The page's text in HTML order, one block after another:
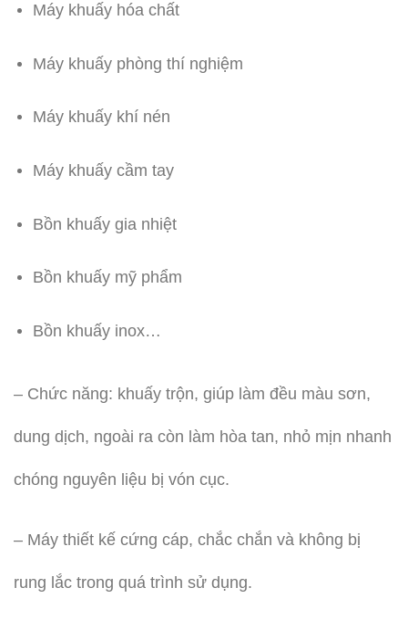
Máy khuấy hóa chất
Máy khuấy phòng thí nghiệm
Máy khuấy khí nén
Máy khuấy cầm tay
Bồn khuấy gia nhiệt
Bồn khuấy mỹ phẩm
Bồn khuấy inox…
– Chức năng: khuấy trộn, giúp làm đều màu sơn,
dung dịch, ngoài ra còn làm hòa tan, nhỏ mịn nhanh
chóng nguyên liệu bị vón cục.
– Máy thiết kế cứng cáp, chắc chắn và không bị
rung lắc trong quá trình sử dụng.